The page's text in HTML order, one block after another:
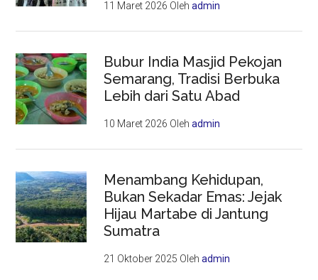
11 Maret 2026 Olehadmin
Bubur India Masjid Pekojan
Semarang, Tradisi Berbuka
Lebih dari Satu Abad
10 Maret 2026 Olehadmin
Menambang Kehidupan,
Bukan Sekadar Emas: Jejak
Hijau Martabe di Jantung
Sumatra
21 Oktober 2025 Olehadmin